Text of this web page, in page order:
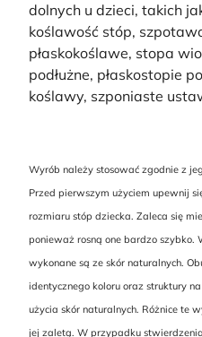
dolnych u dzieci, takich
koślawość stóp,
płaskokoślawe, stopa
podłużne, płaskostopie
koślawy, szponiaste
Wyrób należy stosować zgodnie z
Przed pierwszym użyciem upewnij
rozmiaru stóp dziecka. Zaleca się
ponieważ rosną one bardzo szybko.
wykonane są ze skór naturalnych.
identycznego koloru oraz struktury
użycia skór naturalnych. Różnice te
jej zaletą. W przypadku